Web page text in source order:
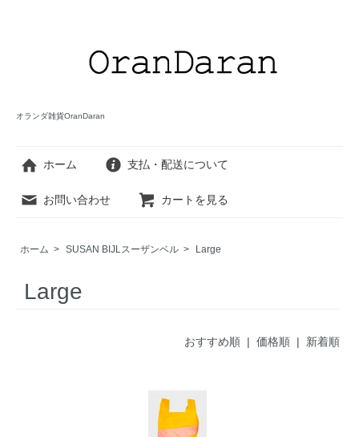
オランダ雑貨OranDaran
ホーム 支払・配送について
お問い合わせ カートを見る
ホーム > SUSAN BIJLスーザンベル > Large
Large
おすすめ順| 価格順 | 新着順